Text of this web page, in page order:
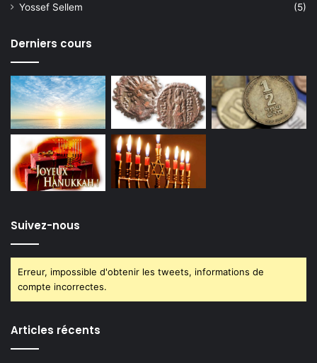
Yossef Sellem
(5)
Derniers cours
Suivez-nous
Erreur, impossible d'obtenir les tweets, informations de
compte incorrectes.
Articles récents